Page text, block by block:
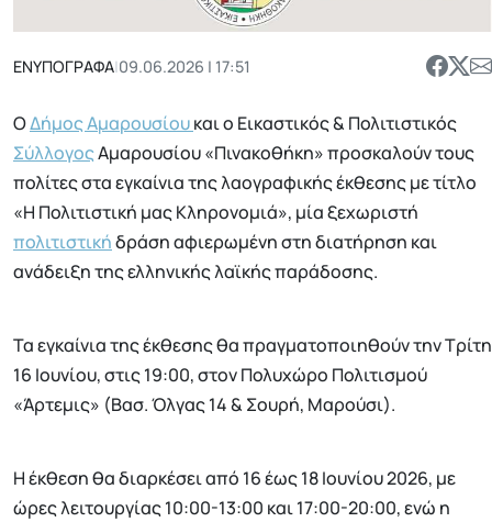
ΕΝΥΠΟΓΡΑΦΑ|09.06.2026 | 17:51
ΟΔήμος Αμαρουσίουκαι ο Εικαστικός & Πολιτιστικός
ΣύλλογοςΑμαρουσίου «Πινακοθήκη» προσκαλούν τους
πολίτες στα εγκαίνια της λαογραφικής έκθεσης με τίτλο
«Η Πολιτιστική μας Κληρονομιά», μία ξεχωριστή
πολιτιστικήδράση αφιερωμένη στη διατήρηση και
ανάδειξη της ελληνικής λαϊκής παράδοσης.
Τα εγκαίνια της έκθεσης θα πραγματοποιηθούν την Τρίτη
16 Ιουνίου, στις 19:00, στον Πολυχώρο Πολιτισμού
«Άρτεμις» (Βασ. Όλγας 14 & Σουρή, Μαρούσι).
Η έκθεση θα διαρκέσει από 16 έως 18 Ιουνίου 2026, με
ώρες λειτουργίας 10:00-13:00 και 17:00-20:00, ενώ η